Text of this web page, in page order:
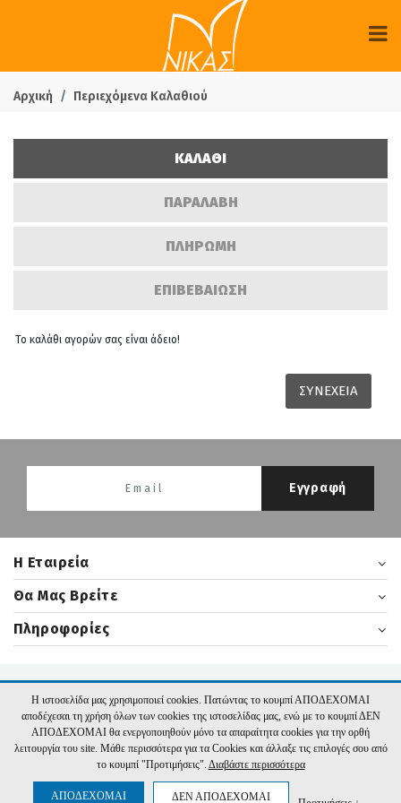
Αρχική Περιεχόμενα Καλαθιού
ΚΑΛΑΘΙ
ΠΑΡΑΛΑΒΗ
ΠΛΗΡΩΜΗ
ΕΠΙΒΕΒΑΙΩΣΗ
Το καλάθι αγορών σας είναι άδειο!
ΣΥΝΕΧΕΙΑ
H Εταιρεία
Εγγραφή
Θα Μας Βρείτε
Πληροφορίες
Η ιστοσελίδα μας χρησιμοποιεί cookies. Πατώντας το κουμπί ΑΠΟΔΕΧΟΜΑΙ
αποδέχεσαι τη χρήση όλων των cookies της ιστοσελίδας μας, ενώ με το κουμπί ΔΕΝ
ΑΠΟΔΕΧΟΜΑΙ θα ενεργοποιηθούν μόνο τα απαραίτητα cookies για την ορθή
λειτουργία του site. Μάθε περισσότερα για τα Cookies και άλλαξε τις επιλογές σου από
το κουμπί "Προτιμήσεις". Διαβάστε περισσότερα
ΑΠΟΔΕΧΟΜΑΙ ΔΕΝ ΑΠΟΔΕΧΟΜΑΙ